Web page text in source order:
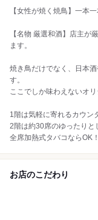
【女性が焼く焼鳥】一本
【名物 厳選和酒】店主が
ます。
焼き鳥だけでなく、日本
す。
ここでしか味わえないオ
1階は気軽に寄れるカウン
2階は約30席のゆったりと
全席加熱式タバコならOK！
お店のこだわり